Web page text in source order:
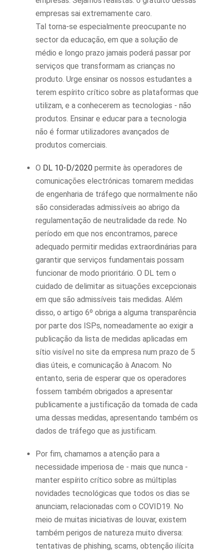
empresas sai extremamente caro.
Tal torna-se especialmente preocupante no
sector da educação, em que a solução de
médio e longo prazo jamais poderá passar por
serviços que transformam as crianças no
produto. Urge ensinar os nossos estudantes a
terem espírito crítico sobre as plataformas que
utilizam, e a conhecerem as tecnologias - não
produtos. Ensinar e educar para a tecnologia
não é formar utilizadores avançados de
produtos comerciais.
O DL 10-D/2020 permite às operadores de
comunicações electrónicas tomarem medidas
de engenharia de tráfego que normalmente não
são consideradas admissíveis ao abrigo da
regulamentação de neutralidade da rede. No
período em que nos encontramos, parece
adequado permitir medidas extraordinárias para
garantir que serviços fundamentais possam
funcionar de modo prioritário. O DL tem o
cuidado de delimitar as situações excepcionais
em que são admissíveis tais medidas. Além
disso, o artigo 6º obriga a alguma transparência
por parte dos ISPs, nomeadamente ao exigir a
publicação da lista de medidas aplicadas em
sítio visível no site da empresa num prazo de 5
dias úteis, e comunicação à Anacom. No
entanto, seria de esperar que os operadores
fossem também obrigados a apresentar
publicamente a justificação da tomada de cada
uma dessas medidas, apresentando também os
dados de tráfego que as justificam.
Por fim, chamamos a atenção para a
necessidade imperiosa de - mais que nunca -
manter espírito crítico sobre as múltiplas
novidades tecnológicas que todos os dias se
anunciam, relacionadas com o COVID19. No
meio de muitas iniciativas de louvar, existem
também perigos de natureza muito diversa:
tentativas de phishing, scams, obtenção ilícita